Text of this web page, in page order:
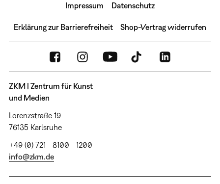
Impressum Datenschutz
Erklärung zur Barrierefreiheit Shop-Vertrag widerrufen
ZKM | Zentrum für Kunst
und Medien
Lorenzstraße 19
76135 Karlsruhe
+49 (0) 721 - 8100 - 1200
info@zkm.de